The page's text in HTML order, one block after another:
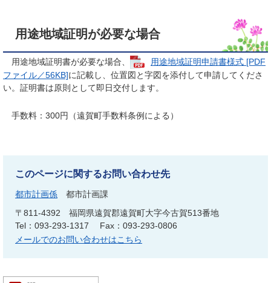
用途地域証明が必要な場合
用途地域証明書が必要な場合、
用途地域証明申請書様式 [PDF
ファイル／56KB]に記載し、位置図と字図を添付して申請してくださ
い。証明書は原則として即日交付します。
手数料：300円（遠賀町手数料条例による）
このページに関するお問い合わせ先
都市計画係
都市計画課
〒811-4392
福岡県遠賀郡遠賀町大字今古賀513番地
Tel：093-293-1317
Fax：093-293-0806
メールでのお問い合わせはこちら